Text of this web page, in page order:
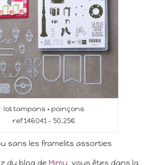
lot tampons + poinçons
ref 146041 – 50.25€
sans les framelits assorties
du blog de Mimy vous êtes dans la